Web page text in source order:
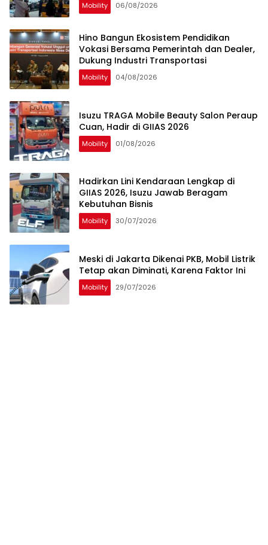
Mobility 06/08/2026
Hino Bangun Ekosistem Pendidikan
Vokasi Bersama Pemerintah dan Dealer,
Dukung Industri Transportasi
Mobility 04/08/2026
Isuzu TRAGA Mobile Beauty Salon Peraup
Cuan, Hadir di GIIAS 2026
Mobility 01/08/2026
Hadirkan Lini Kendaraan Lengkap di
GIIAS 2026, Isuzu Jawab Beragam
Kebutuhan Bisnis
Mobility 30/07/2026
Meski di Jakarta Dikenai PKB, Mobil Listrik
Tetap akan Diminati, Karena Faktor Ini
Mobility 29/07/2026